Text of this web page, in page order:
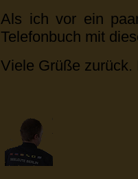
Als ich vor ein
Telefonbuch mit
Viele Grüße zurück.